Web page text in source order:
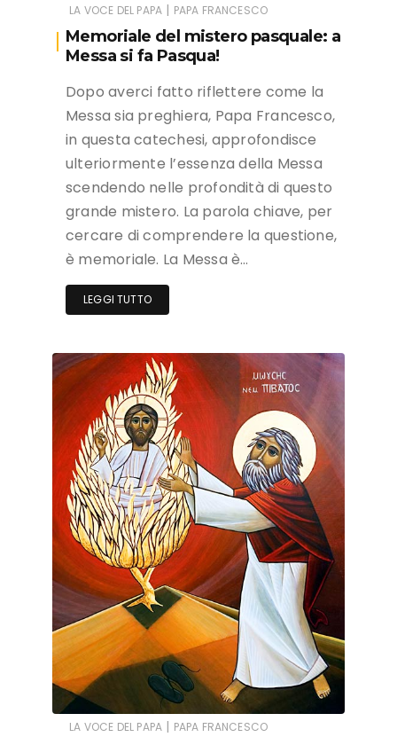
LA VOCE DEL PAPA | PAPA FRANCESCO
Memoriale del mistero pasquale: a
Messa si fa Pasqua!
Dopo averci fatto riflettere come la
Messa sia preghiera, Papa Francesco,
in questa catechesi, approfondisce
ulteriormente l’essenza della Messa
scendendo nelle profondità di questo
grande mistero. La parola chiave, per
cercare di comprendere la questione,
è memoriale. La Messa è…
LEGGI TUTTO
LA VOCE DEL PAPA | PAPA FRANCESCO